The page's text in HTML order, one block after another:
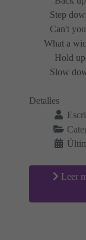
Step
Can't
What a
Hold
Slow
Detalles
Leer